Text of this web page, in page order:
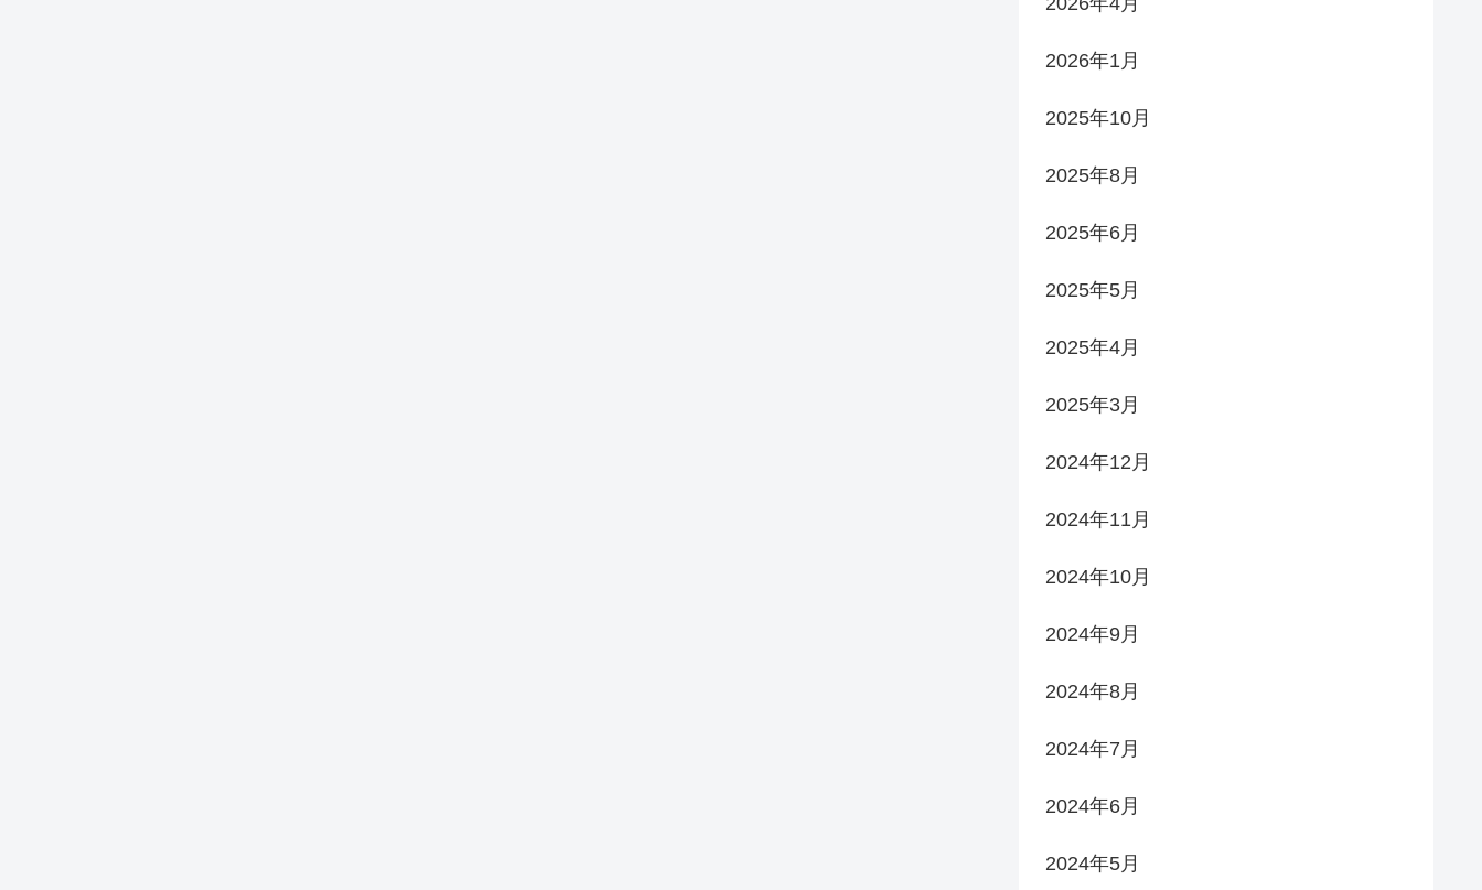
2026年1月
2025年10月
2025年8月
2025年6月
2025年5月
2025年4月
2025年3月
2024年12月
2024年11月
2024年10月
2024年9月
2024年8月
2024年7月
2024年6月
2024年5月